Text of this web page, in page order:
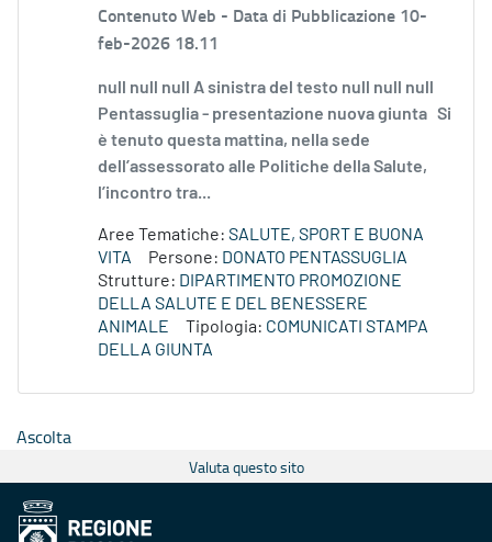
Contenuto Web - Data di Pubblicazione 10-
feb-2026 18.11
null null null A sinistra del testo null null null
Pentassuglia - presentazione nuova giunta Si
è tenuto questa mattina, nella sede
dell’assessorato alle Politiche della Salute,
l’incontro tra...
Aree Tematiche: SALUTE, SPORT E BUONA
VITA
Persone: DONATO PENTASSUGLIA
Strutture: DIPARTIMENTO PROMOZIONE
DELLA SALUTE E DEL BENESSERE
ANIMALE
Tipologia: COMUNICATI STAMPA
DELLA GIUNTA
Ascolta
Valuta questo sito